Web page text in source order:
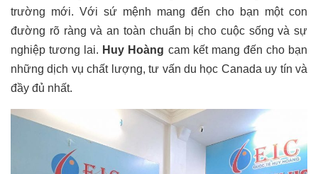
trường mới. Với sứ mệnh mang đến cho bạn một con
đường rõ ràng và an toàn chuẩn bị cho cuộc sống và sự
nghiệp tương lai. Huy Hoàng cam kết mang đến cho bạn
những dịch vụ chất lượng, tư vấn du học Canada uy tín và
đầy đủ nhất.